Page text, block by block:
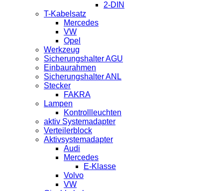
2-DIN
T-Kabelsatz
Mercedes
VW
Opel
Werkzeug
Sicherungshalter AGU
Einbaurahmen
Sicherungshalter ANL
Stecker
FAKRA
Lampen
Kontrollleuchten
aktiv Systemadapter
Verteilerblock
Aktivsystemadapter
Audi
Mercedes
E-Klasse
Volvo
VW